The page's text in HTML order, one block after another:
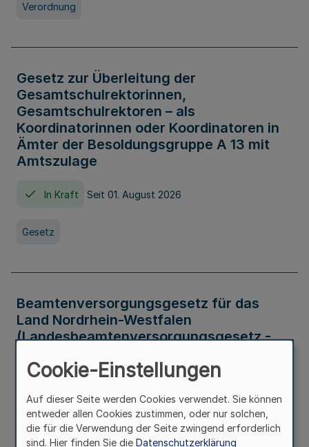
Verordnung
Gesetz zur Überleitung der
Gesamtschulrektorinnen,
Gesamtschulrektoren – als
Koordinatorinnen oder Koordinatoren in
Ämter der Besoldungsgruppe A 13 mit
Amtszulage
In Kraft Seit 01. August 2026
Gesetz
Beamtenversorgungsgesetz für das
Land Nordrhein-Westfalen
(Landesbeamtenversorgungsgesetz -
Gesetz
Cookie-Einstellungen
Auf dieser Seite werden Cookies verwendet. Sie können
entweder allen Cookies zustimmen, oder nur solchen,
die für die Verwendung der Seite zwingend erforderlich
sind. Hier finden Sie die Datenschutzerklärung